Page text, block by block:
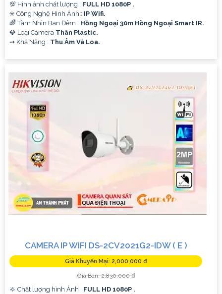
💯 Hình ảnh chất lượng : FULL HD 1080P .
✳️ Công Nghệ Hình Ảnh : IP Wifi.
🌈 Tầm Nhìn Ban Đêm : Hồng Ngoại 30m Hồng Ngoại Smart IR.
💎 Loại Camera Thân Plastic.
️⇝ Khả Năng : Thu Âm Và Loa.
CAMERA IP WIFI DS-2CV2021G2-IDW ( E )
Giá Khuyến Mại: 2,000,000 ₫
Giá Bán: 2,830,000 ₫
🔆 Chất lượng hình Ảnh : FULL HD 1080P .